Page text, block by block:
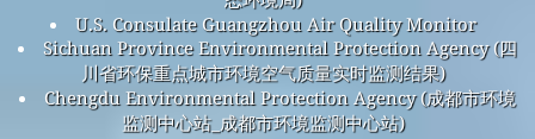
U.S. Consulate Guangzhou Air Quality Monitor
Sichuan Province Environmental Protection Agency (四
川省环保重点城市环境空气质量实时监测结果)
Chengdu Environmental Protection Agency (成都市环境
监测中心站_成都市环境监测中心站)